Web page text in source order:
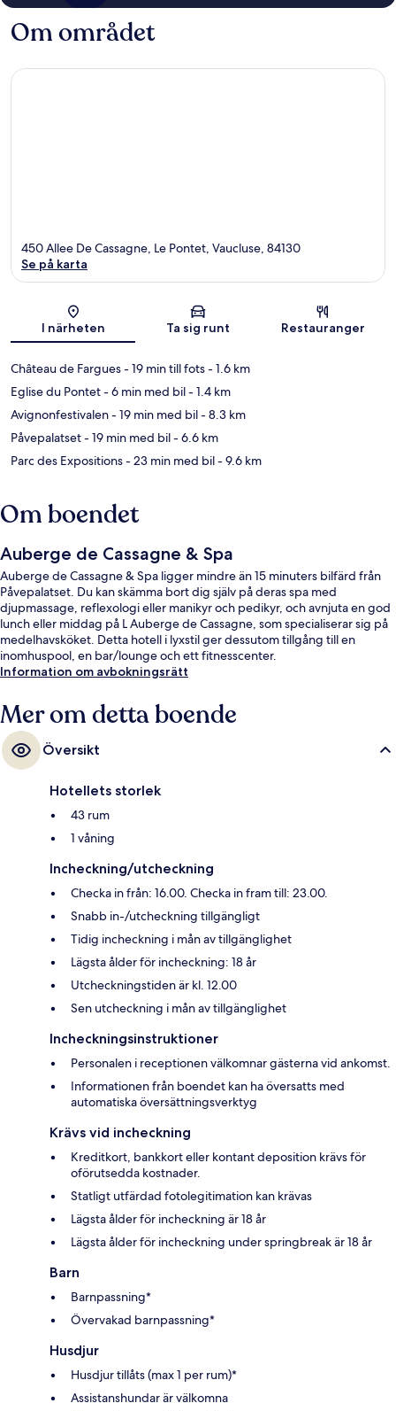
Om området
Karta
450 Allee De Cassagne, Le Pontet, Vaucluse, 84130
Se på karta
I närheten Ta sig runt Restauranger
Château de Fargues- 19 min till fots- 1.6 km
Eglise du Pontet- 6 min med bil- 1.4 km
Avignonfestivalen- 19 min med bil- 8.3 km
Påvepalatset- 19 min med bil- 6.6 km
Parc des Expositions- 23 min med bil- 9.6 km
Om boendet
Auberge de Cassagne & Spa
Auberge de Cassagne & Spa ligger mindre än 15 minuters bilfärd från
Påvepalatset. Du kan skämma bort dig själv på deras spa med
djupmassage, reflexologi eller manikyr och pedikyr, och avnjuta en god
lunch eller middag på L Auberge de Cassagne, som specialiserar sig på
medelhavsköket. Detta hotell i lyxstil ger dessutom tillgång till en
inomhuspool, en bar/lounge och ett fitnesscenter.
Information om avbokningsrätt
Mer om detta boende
Översikt
Hotellets storlek
43 rum
1 våning
Incheckning/utcheckning
Checka in från: 16.00. Checka in fram till: 23.00.
Snabb in-/utcheckning tillgängligt
Tidig incheckning i mån av tillgänglighet
Lägsta ålder för incheckning: 18 år
Utcheckningstiden är kl. 12.00
Sen utcheckning i mån av tillgänglighet
Incheckningsinstruktioner
Personalen i receptionen välkomnar gästerna vid ankomst.
Informationen från boendet kan ha översatts med
automatiska översättningsverktyg
Krävs vid incheckning
Kreditkort, bankkort eller kontant deposition krävs för
oförutsedda kostnader.
Statligt utfärdad fotolegitimation kan krävas
Lägsta ålder för incheckning är 18 år
Lägsta ålder för incheckning under springbreak är 18 år
Barn
Barnpassning*
Övervakad barnpassning*
Husdjur
Husdjur tillåts (max 1 per rum)*
Assistanshundar är välkomna